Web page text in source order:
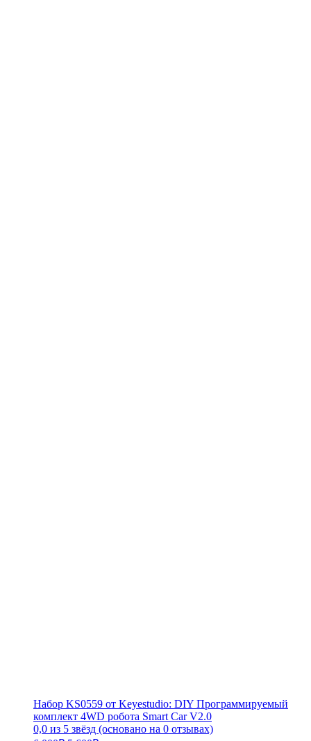
Набор KS0559 от Keyestudio: DIY Программируемый
комплект 4WD робота Smart Car V2.0
0,0 из 5 звёзд (основано на 0 отзывах)